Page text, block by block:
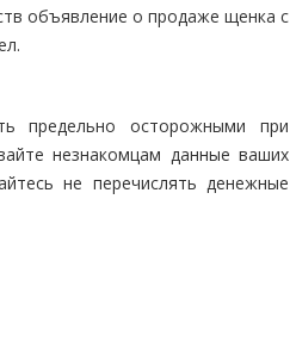
объявление о продаже щенка с
предельно осторожными при
незнакомцам данные ваших
не перечислять денежные